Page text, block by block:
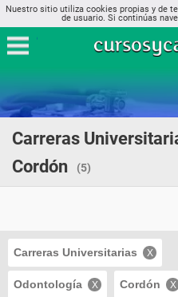
Nuestro sitio utiliza cookies propias y de
de usuario. Si continúas
Carreras
Cordón
(5)
Carreras Universitarias
Odontología Cordón